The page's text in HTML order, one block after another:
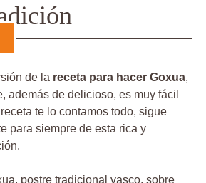
de la receta para hacer Goxua,
además de delicioso, es muy fácil
te lo contamos todo, sigue
para siempre de esta rica y